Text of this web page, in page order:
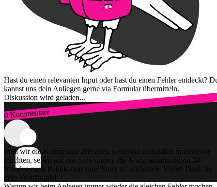
Hast du einen relevanten Input oder hast du einen Fehler entdeckt?
kannst uns dein Anliegen gerne via Formular übermitteln.
Diskussion wird geladen...
0 Kommentare
Zum Login
Weil wir die Kommentar-Debatten weiterhin persönlich moderieren
möchten, sehen wir uns gezwungen, die Kommentarfunktion 24
Stunden nach Publikation einer Story zu schliessen. Vielen Dank für
dein Verständnis!